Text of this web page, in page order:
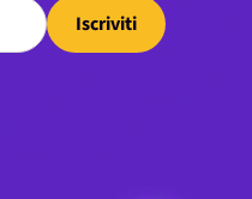
Iscriviti